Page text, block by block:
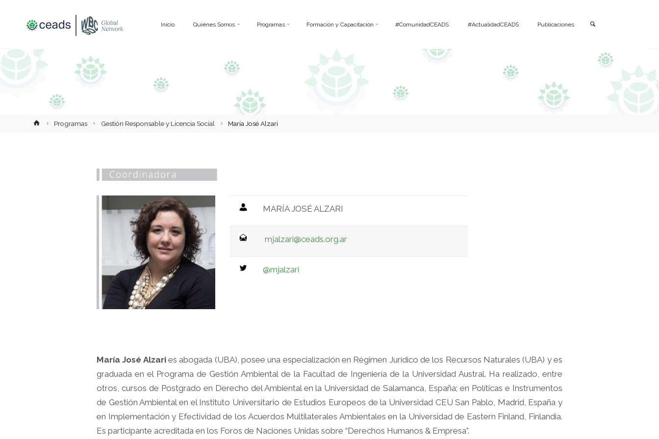
Inicio Quiénes Somos Programas Formación y Capacitación #ComunidadCEADS #ActualidadCEADS Publicaciones
InicioProgramas Gestión Responsable y Licencia Social María José Alzari
MARÍA JOSÉ ALZARI
mjalzari@ceads.org.ar
@mjalzari
María José Alzaries abogada (UBA), posee una especialización en Régimen Jurídico de los Recursos Naturales (UBA) y es
graduada en el Programa de Gestión Ambiental de la Facultad de Ingeniería de la Universidad Austral. Ha realizado, entre
otros, cursos de Postgrado en Derecho del Ambiental en la Universidad de Salamanca, España; en Políticas e Instrumentos
de Gestión Ambiental en el Instituto Universitario de Estudios Europeos de la Universidad CEU San Pablo, Madrid, España y
en Implementación y Efectividad de los Acuerdos Multilaterales Ambientales en la Universidad de Eastern Finland, Finlandia.
Es participante acreditada en los Foros de Naciones Unidas sobre “Derechos Humanos & Empresa”.